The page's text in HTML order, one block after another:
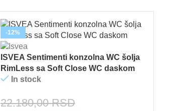
-12%
ISVEA Sentimenti konzolna WC šolja
RimLess sa Soft Close WC daskom
In stock
22.180,00RSD